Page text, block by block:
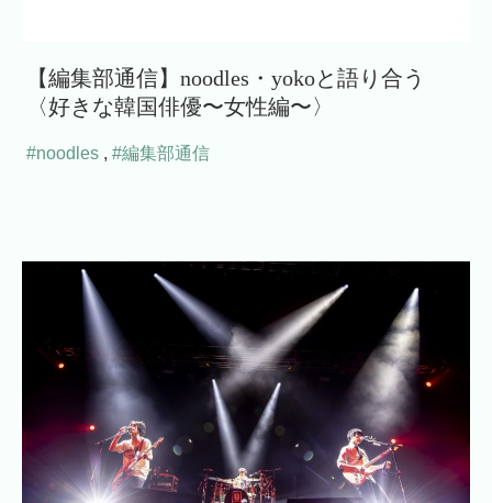
【編集部通信】noodles・yokoと語り合う
〈好きな韓国俳優〜女性編〜〉
#noodles , #編集部通信